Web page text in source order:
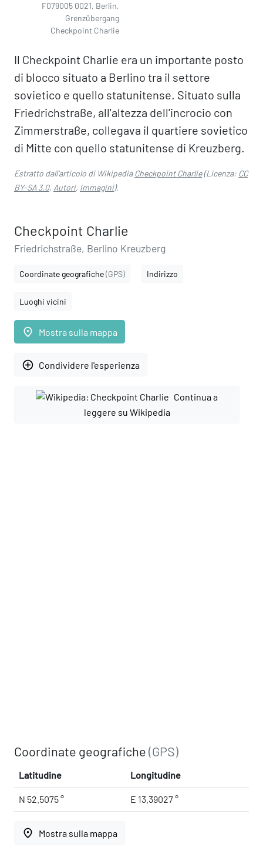
F079005 0021, Berlin,
Grenzübergang
Checkpoint Charlie
Il Checkpoint Charlie era un importante posto
di blocco situato a Berlino tra il settore
sovietico e quello statunitense. Situato sulla
Friedrichstraße, all'altezza dell'incrocio con
Zimmerstraße, collegava il quartiere sovietico
di Mitte con quello statunitense di Kreuzberg.
Estratto dall'articolo di WikipediaCheckpoint Charlie(Licenza: CC
BY-SA 3.0, Autori, Immagini).
Checkpoint Charlie
Friedrichstraße, Berlino Kreuzberg
Coordinate geografiche(GPS) Indirizzo
Luoghi vicini
place Mostra sulla mappa
add_circle_outline Condividere l'esperienza
Continua a
leggere su Wikipedia
Coordinate geografiche(GPS)
Latitudine Longitudine
N 52.5075 ° E 13.39027 °
place Mostra sulla mappa